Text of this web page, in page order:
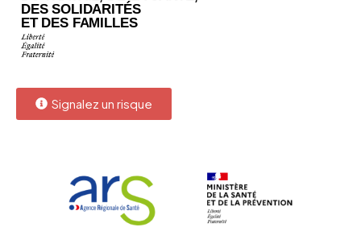
Signalez un risque